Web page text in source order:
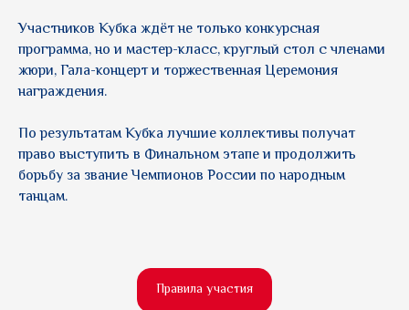
Участников Кубка ждёт не только конкурсная
программа, но и мастер-класс, круглый стол с членами
жюри, Гала-концерт и торжественная Церемония
награждения.
По результатам Кубка лучшие коллективы получат
право выступить в Финальном этапе и продолжить
борьбу за звание Чемпионов России по народным
танцам.
Правила участия